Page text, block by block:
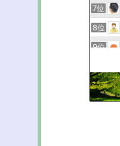
7位
8位
9位
11位
12位